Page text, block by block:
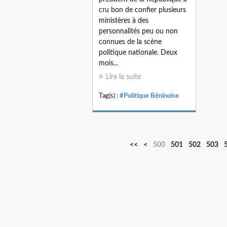
cru bon de confier plusieurs
ministères à des
personnalités peu ou non
connues de la scène
politique nationale. Deux
mois...
Lire la suite
Tag(s) : #Politique Béninoise
<< < 500 501 502 503